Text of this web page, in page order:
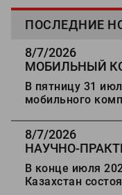
ПОСЛЕДНИЕ
8/7/2026
МОБИЛЬНЫЙ
ДОРОГ В
В пятницу 31
мобильного
Ставрополь.
8/7/2026
НАУЧНО-
АЛМАТЫ
В конце июля
Казахстан